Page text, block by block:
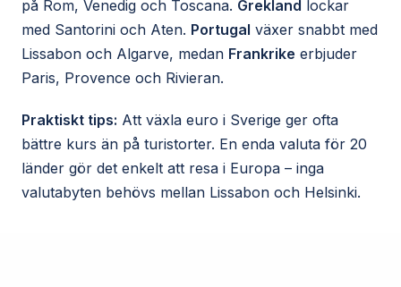
på Rom, Venedig och Toscana. Grekland lockar
med Santorini och Aten. Portugal växer snabbt med
Lissabon och Algarve, medan Frankrike erbjuder
Paris, Provence och Rivieran.
Praktiskt tips: Att växla euro i Sverige ger ofta
bättre kurs än på turistorter. En enda valuta för 20
länder gör det enkelt att resa i Europa – inga
valutabyten behövs mellan Lissabon och Helsinki.